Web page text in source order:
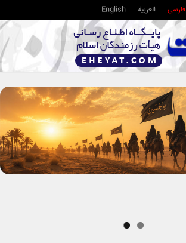
فارسی العربية English